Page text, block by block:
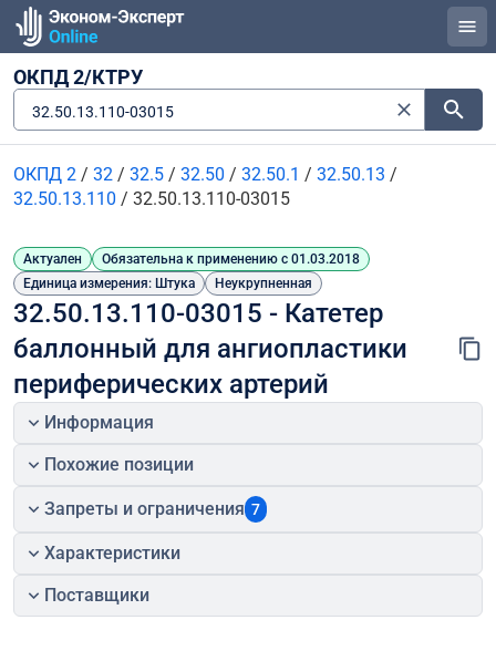
ОКПД 2/КТРУ
32.50.13.110-03015
ОКПД 2 / 32 / 32.5 / 32.50 / 32.50.1 / 32.50.13 /
32.50.13.110 / 32.50.13.110-03015
Актуален
Обязательна к применению с 01.03.2018
Единица измерения: Штука
Неукрупненная
32.50.13.110-03015 - Катетер
баллонный для ангиопластики
периферических артерий
Информация
Похожие позиции
Запреты и ограничения 7
Характеристики
Поставщики